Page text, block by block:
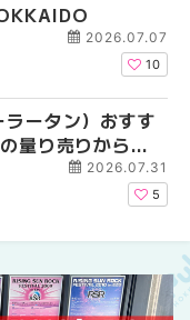
2026.07.07
10
ータン）おすす
量り売りから最
MouLa
2026.07.31
5
ントまとめ |
年夏 恵庭市・千
ベントまとめ |
。「SUPER
ーパーラウンジアネッ
介！！ | MouLa
年夏 札幌市南区
トまとめ | MouLa